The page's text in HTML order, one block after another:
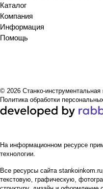
Каталог
Компания
Информация
Помощь
© 2026 Станко-инструментальная
Политика обработки
На информационном ресурсе
технологии.
Все ресурсы сайта
текстовую, графическую,